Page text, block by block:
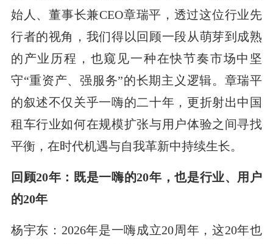
始人、董事长兼CEO章瑞平，透过这位行业先
行者的视角，我们得以回顾一段从萌芽到成熟
的产业历程，也窥见一种在快节奏市场中坚
守“重资产、强服务”的长期主义逻辑。章瑞平
的叙述不仅关乎一嗨的二十年，更折射出中国
租车行业如何在规模扩张与用户体验之间寻找
平衡，在时代机遇与自我革新中持续生长。
回顾20年：既是一嗨的20年，也是行业、用户
的20年
杨宇东：2026年是一嗨成立20周年，这20年也